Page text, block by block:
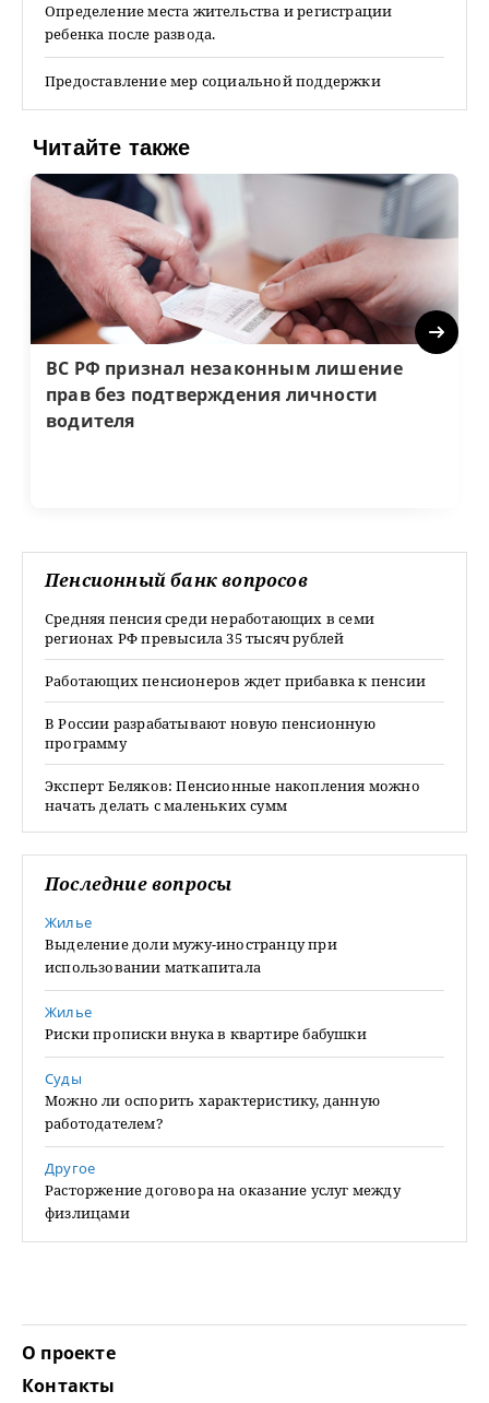
Определение места жительства и регистрации
ребенка после развода.
Предоставление мер социальной поддержки
Читайте также
ВС РФ признал незаконным лишение
прав без подтверждения личности
водителя
Next
Пенсионный банк вопросов
Средняя пенсия среди неработающих в семи
регионах РФ превысила 35 тысяч рублей
Работающих пенсионеров ждет прибавка к пенсии
В России разрабатывают новую пенсионную
программу
Эксперт Беляков: Пенсионные накопления можно
начать делать с маленьких сумм
Последние вопросы
Жилье
Выделение доли мужу-иностранцу при
использовании маткапитала
Жилье
Риски прописки внука в квартире бабушки
Суды
Можно ли оспорить характеристику, данную
работодателем?
Другое
Расторжение договора на оказание услуг между
физлицами
О проекте
Контакты